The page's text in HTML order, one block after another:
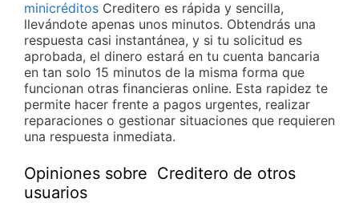
minicréditos Creditero es rápida y sencilla,
llevándote apenas unos minutos. Obtendrás una
respuesta casi instantánea, y si tu solicitud es
aprobada, el dinero estará en tu cuenta bancaria
en tan solo 15 minutos de la misma forma que
funcionan otras financieras online. Esta rapidez te
permite hacer frente a pagos urgentes, realizar
reparaciones o gestionar situaciones que requieren
una respuesta inmediata.
Opiniones sobre Creditero de otros
usuarios